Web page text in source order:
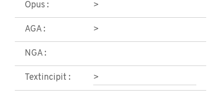
Opus : >
AGA : >
NGA :
Textincipit : >